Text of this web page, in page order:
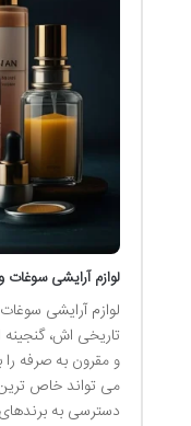
لوازم آرایشی
لوازم آرایشی
تاریخی اش، گنجینه
و مقرون به صرفه را
می تواند خاص
دسترسی به